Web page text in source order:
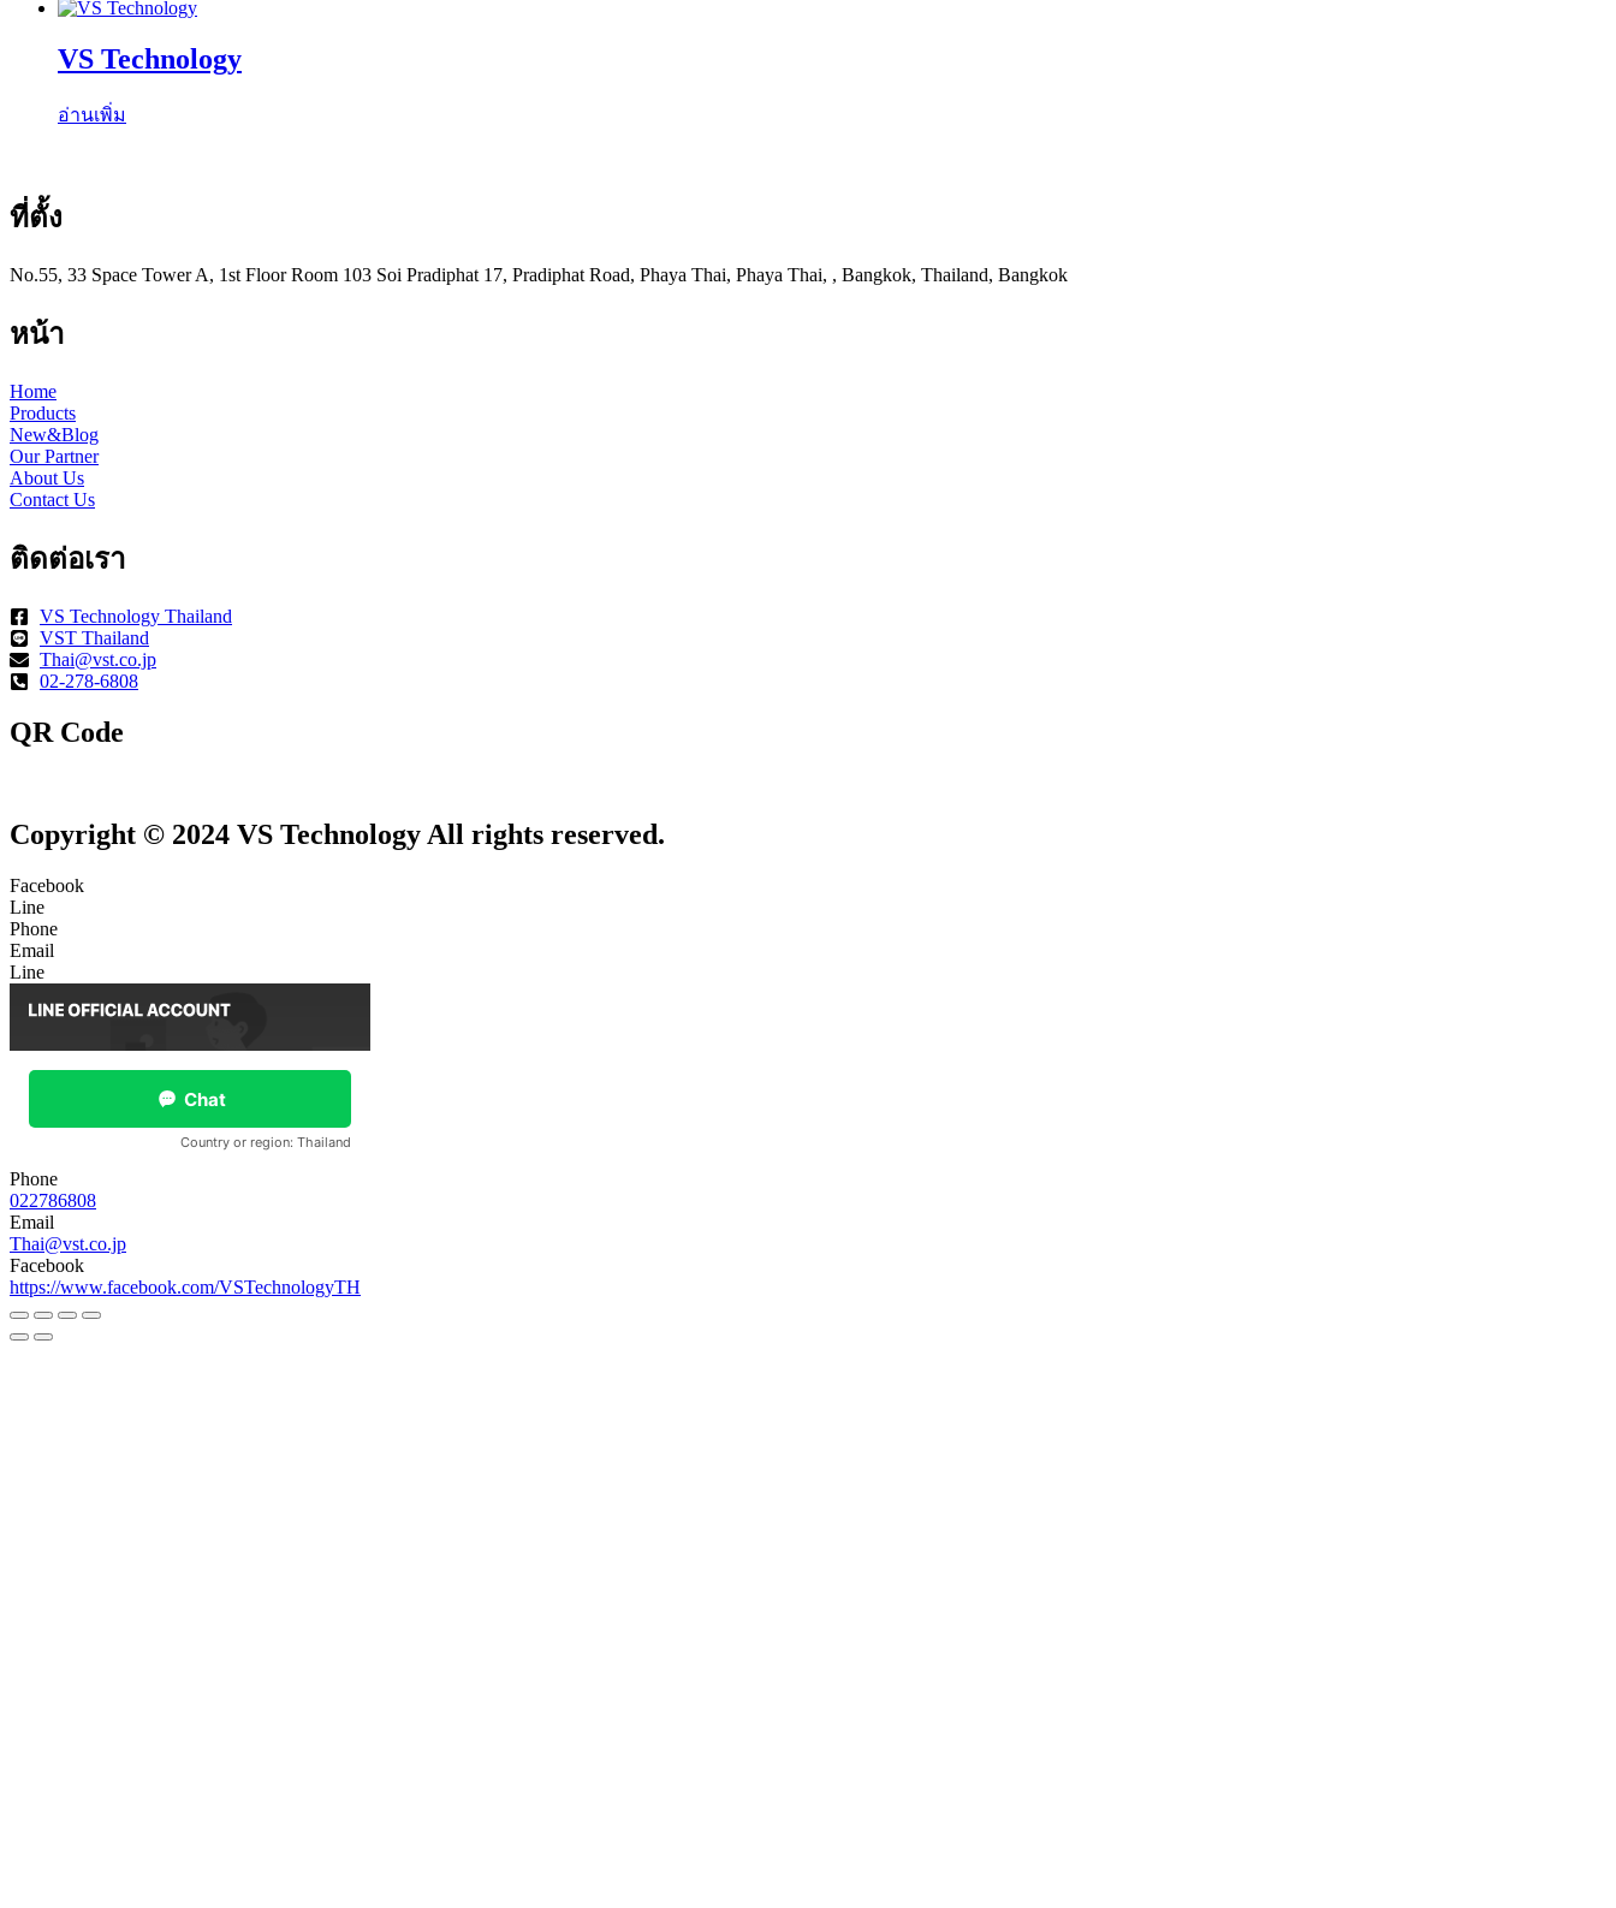
VS Technology
อ่านเพิ่ม
ที่ตั้ง
No.55, 33 Space Tower A, 1st Floor Room 103 Soi Pradiphat 17, Pradiphat Road, Phaya Thai, Phaya Thai, , Bangkok, Thailand, Bangkok
หน้า
Home
Products
New&Blog
Our Partner
About Us
Contact Us
ติดต่อเรา
VS Technology Thailand
VST Thailand
Thai@vst.co.jp
02-278-6808
QR Code
Copyright © 2024 VS Technology All rights reserved.
Facebook
Line
Phone
Email
Line
Phone
022786808
Email
Thai@vst.co.jp
Facebook
https://www.facebook.com/VSTechnologyTH